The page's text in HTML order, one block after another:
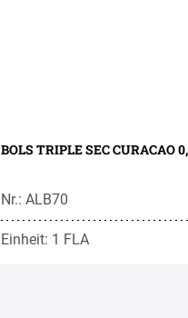
BOLS TRIPLE SEC CURACAO
Nr.: ALB70
Einheit: 1 FLA